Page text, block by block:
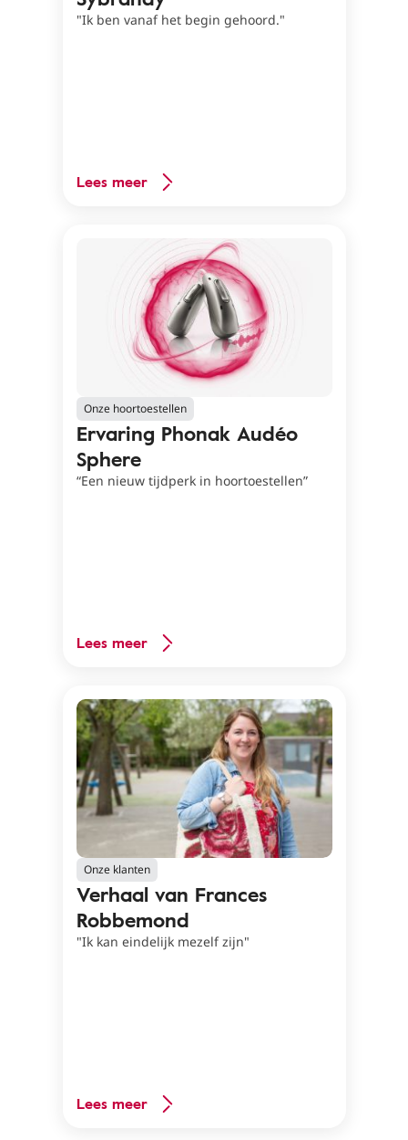
"Ik ben vanaf het begin gehoord."
Lees meer
Onze hoortoestellen
Ervaring Phonak Audéo
Sphere
“Een nieuw tijdperk in hoortoestellen”
Lees meer
Onze klanten
Verhaal van Frances
Robbemond
"Ik kan eindelijk mezelf zijn"
Lees meer